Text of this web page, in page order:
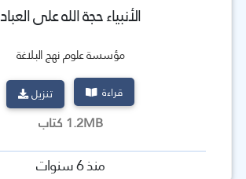
الأنبياء حجة الله على العباد
مؤسسة علوم نهج البلاغة
قراءة تنزيل
1.2MB كتاب
منذ 6 سنوات